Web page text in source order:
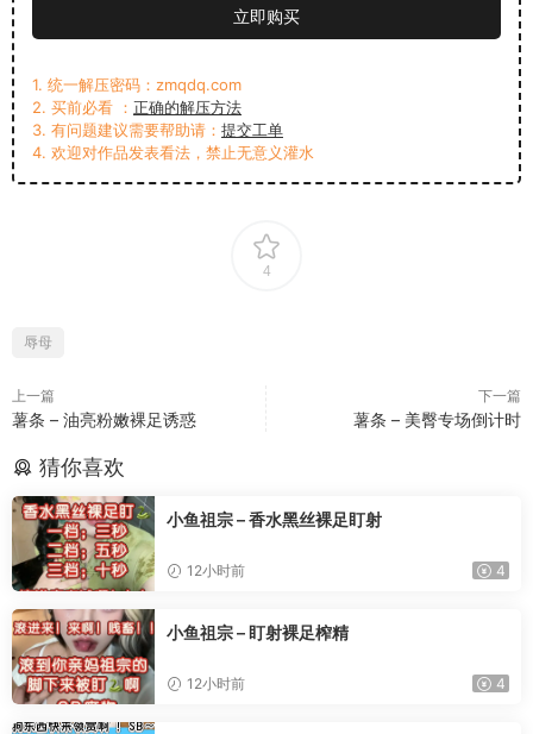
立即购买
1. 统一解压密码：zmqdq.com
2. 买前必看 ： 正确的解压方法
3. 有问题建议需要帮助请： 提交工单
4. 欢迎对作品发表看法，禁止无意义灌水
4
辱母
上一篇
薯条 – 油亮粉嫩裸足诱惑
下一篇
薯条 – 美臀专场倒计时
猜你喜欢
小鱼祖宗 – 香水黑丝裸足盯射
12小时前 4
小鱼祖宗 – 盯射裸足榨精
12小时前 4